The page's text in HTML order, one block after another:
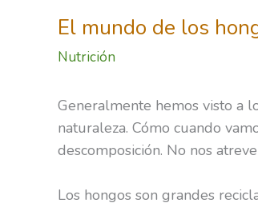
El mundo de los
Nutrición
Generalmente hemos visto a
naturaleza. Cómo cuando
descomposición. No nos
Los hongos son grandes